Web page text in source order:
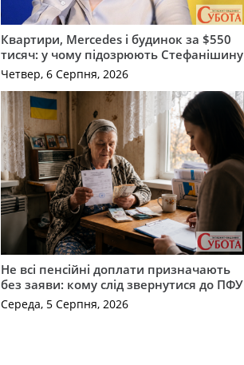
Квартири, Mercedes і будинок за $550
тисяч: у чому підозрюють Стефанішину
Четвер, 6 Серпня, 2026
Не всі пенсійні доплати призначають
без заяви: кому слід звернутися до ПФУ
Середа, 5 Серпня, 2026